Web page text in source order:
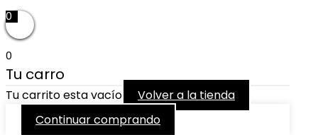
0
0
Tu carro
Tu carrito esta vacío
Volver a la tienda
Continuar comprando